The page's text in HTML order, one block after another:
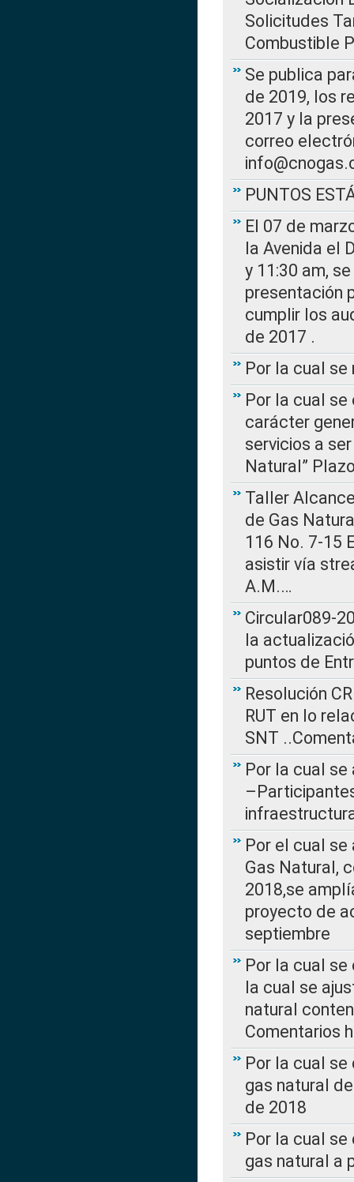
Solicitudes
Combustible
Se publica
de 2019, los
2017 y la
correo
PUNTOS
El 07 de
la Avenida el
y 11:30 am,
presentación
cumplir los
de 2017 .
Por la cual se
Por la cual
carácter
servicios a
Natural”
Taller
de Gas
116 No. 7-15
asistir vía
A.M.…
Circular089-
la
puntos de
Resolución
RUT en lo
SNT
Por la cual se
Por el cual
Gas Natural,
2018,se
proyecto de
septiembre
Por la cual se
la cual se
natural
Comentarios
Por la cual
gas natural
de 2018
Por la cual
gas natural a